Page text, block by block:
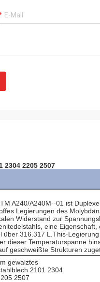
2304 2205 2507
A240/A240M--01 ist
Legierungen des
Widerstand zur
eine
316.317 L.This-
dieser Temperaturspanne
geschweißte Strukturen
gewalztes
2101 2304
2507